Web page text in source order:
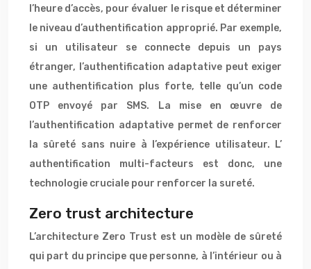
l’heure d’accès, pour évaluer le risque et déterminer
le niveau d’authentification approprié. Par exemple,
si un utilisateur se connecte depuis un pays
étranger, l’authentification adaptative peut exiger
une authentification plus forte, telle qu’un code
OTP envoyé par SMS. La mise en œuvre de
l’authentification adaptative permet de renforcer
la sûreté sans nuire à l’expérience utilisateur. L’
authentification multi-facteurs est donc, une
technologie cruciale pour renforcer la sureté.
Zero trust architecture
L’architecture Zero Trust est un modèle de sûreté
qui part du principe que personne, à l’intérieur ou à